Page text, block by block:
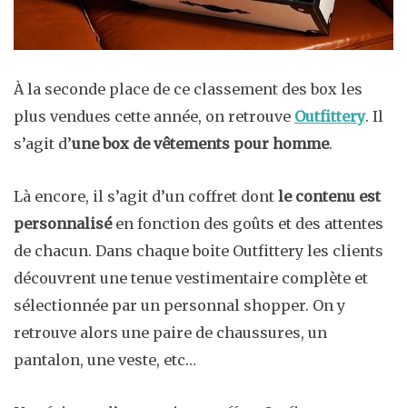
À la seconde place de ce classement des box les
plus vendues cette année, on retrouve Outfittery. Il
s’agit d’une box de vêtements pour homme.
Là encore, il s’agit d’un coffret dont le contenu est
personnaliséen fonction des goûts et des attentes
de chacun. Dans chaque boite Outfittery les clients
découvrent une tenue vestimentaire complète et
sélectionnée par un personnal shopper. On y
retrouve alors une paire de chaussures, un
pantalon, une veste, etc…